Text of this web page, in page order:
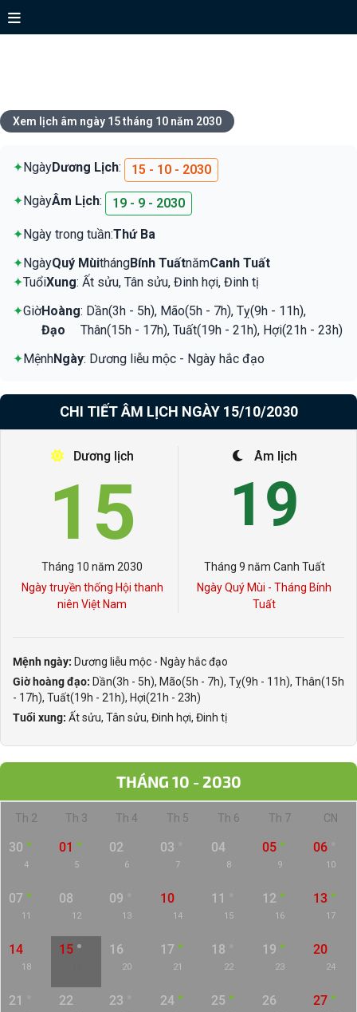
Xem lịch âm ngày 15 tháng 10 năm 2030
✦NgàyDương Lịch: 15 - 10 - 2030
✦NgàyÂm Lịch: 19 - 9 - 2030
✦Ngày trong tuần:Thứ Ba
✦NgàyQuý MùithángBính TuấtnămCanh Tuất
✦TuổiXung: Ất sửu, Tân sửu, Đinh hợi, Đinh tị
✦GiờHoàng
Đạo
: Dần(3h - 5h), Mão(5h - 7h), Tỵ(9h - 11h),
Thân(15h - 17h), Tuất(19h - 21h), Hợi(21h - 23h)
✦MệnhNgày: Dương liễu mộc - Ngày hắc đạo
CHI TIẾT ÂM LỊCH NGÀY 15/10/2030
Dương lịch
15
Tháng 10 năm 2030
Ngày truyền thống Hội thanh
niên Việt Nam
Âm lịch
19
Tháng 9 năm Canh Tuất
Ngày Quý Mùi - Tháng Bính
Tuất
Mệnh ngày: Dương liễu mộc - Ngày hắc đạo
Giờ hoàng đạo: Dần(3h - 5h), Mão(5h - 7h), Tỵ(9h - 11h), Thân(15h
- 17h), Tuất(19h - 21h), Hợi(21h - 23h)
Tuổi xung: Ất sửu, Tân sửu, Đinh hợi, Đinh tị
THÁNG 10 - 2030
Th 2 Th 3 Th 4 Th 5 Th 6 Th 7 CN
30
4
01
5
02
6
03
7
04
8
05
9
06
10
07
11
08
12
09
13
10
14
11
15
12
16
13
17
14
18
15 16
20
17
21
18
22
19
23
20
24
21 22 23 24 25 26 27